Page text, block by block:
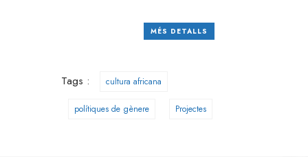
MÉS DETALLS
Tags : cultura africana
polítiques de gènere Projectes